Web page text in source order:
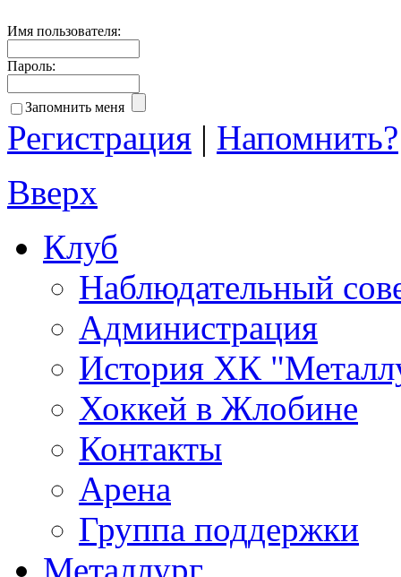
Имя пользователя:
Пароль:
Запомнить меня
Регистрация | Напомнить?
Вверх
Клуб
Наблюдательный
Администрация
История ХК
Хоккей в Жлобине
Контакты
Арена
Группа поддержки
Металлург